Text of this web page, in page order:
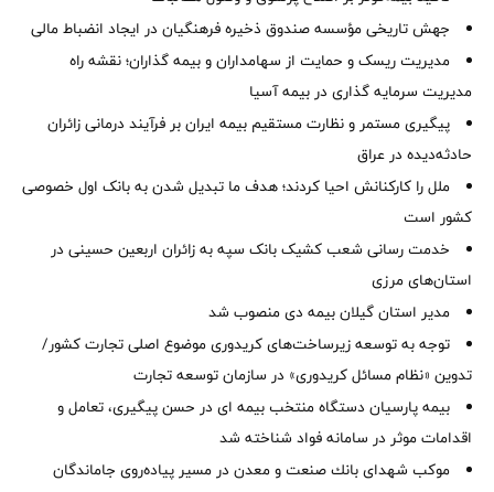
جهش تاریخی مؤسسه صندوق ذخیره فرهنگیان در ایجاد انضباط مالی
مدیریت ریسک و حمایت از سهامداران و بیمه گذاران؛ نقشه راه
مدیریت سرمایه گذاری در بیمه آسیا
پیگیری مستمر و نظارت مستقیم بیمه ایران بر فرآیند درمانی زائران
حادثه‌دیده در عراق
ملل را کارکنانش احیا کردند؛ هدف ما تبدیل شدن به بانک اول خصوصی
کشور است
خدمت رسانی شعب کشیک بانک سپه به زائران اربعین حسینی در
استان‌‌های مرزی
‌مدیر استان گیلان بیمه دی منصوب شد
توجه به توسعه زیرساخت‌های کریدوری موضوع اصلی تجارت کشور/
تدوین «نظام مسائل کریدوری» در سازمان توسعه تجارت
بیمه پارسیان دستگاه منتخب بیمه ای در حسن پیگیری، تعامل و
اقدامات موثر در سامانه فواد شناخته شد
موكب شهدای بانك صنعت و معدن در مسیر پیاده‌روی جاماندگان